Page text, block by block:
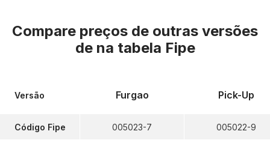
Compare preços de outras versões
de na tabela Fipe
Versão
Código Fipe
Furgao
005023-7
Pick-Up
005022-9